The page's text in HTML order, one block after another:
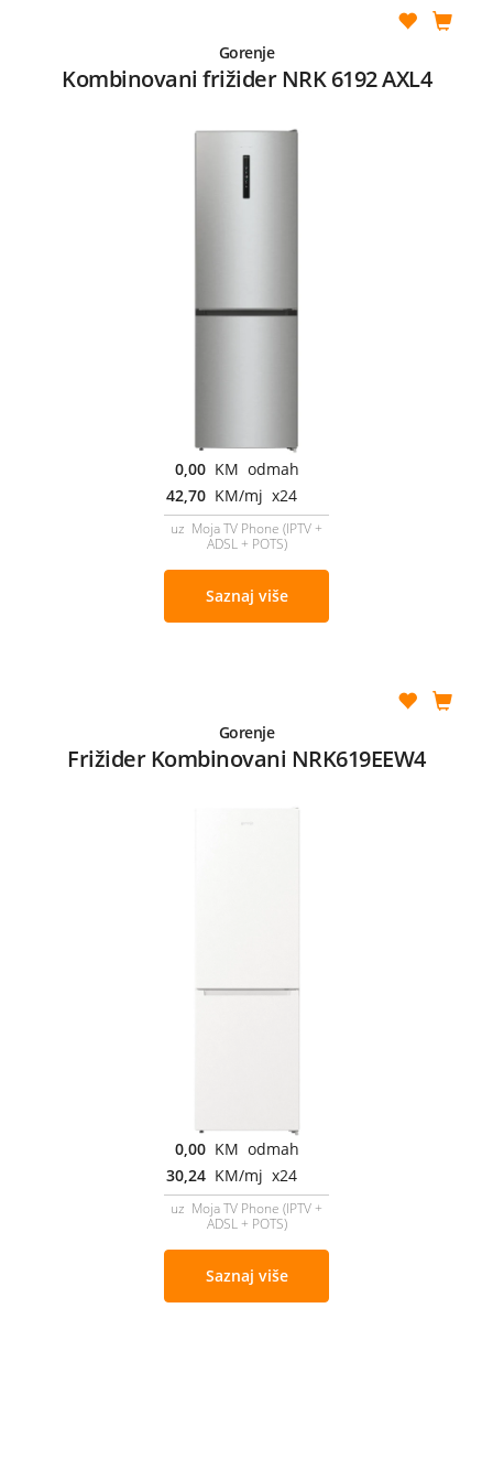
Gorenje
Kombinovani frižider NRK 6192 AXL4
0,00 KM odmah
42,70 KM/mj x24
uz Moja TV Phone (IPTV +
ADSL + POTS)
Saznaj više
Gorenje
Frižider Kombinovani NRK619EEW4
0,00 KM odmah
30,24 KM/mj x24
uz Moja TV Phone (IPTV +
ADSL + POTS)
Saznaj više